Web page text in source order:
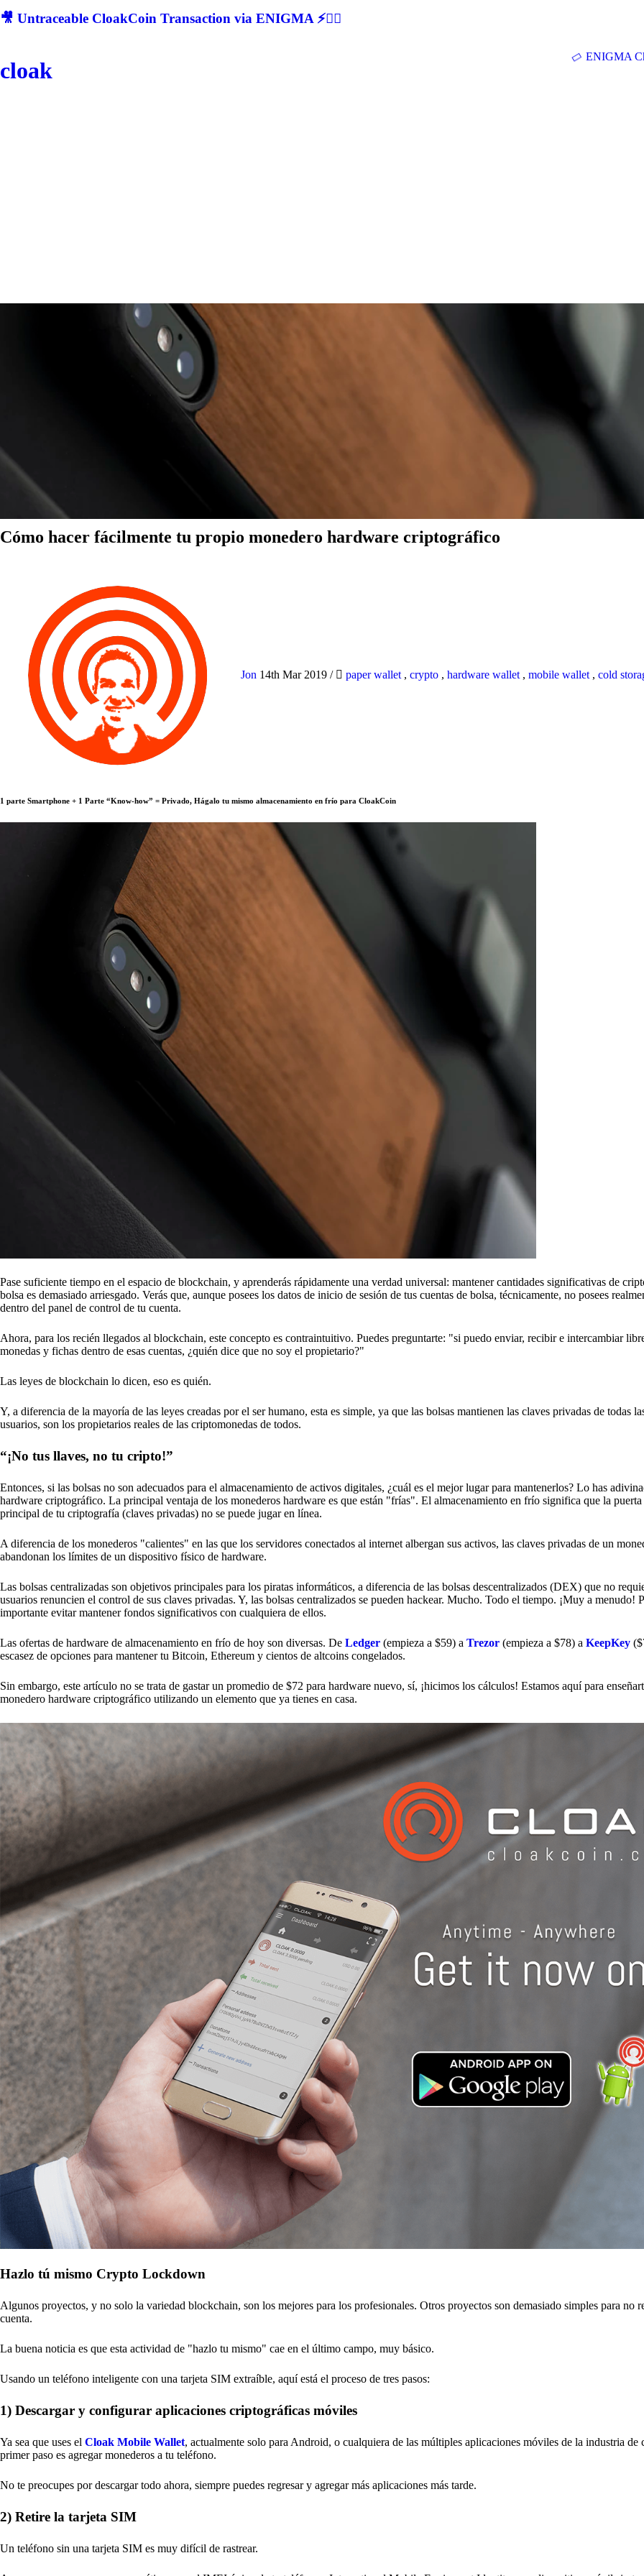
🎥 Untraceable CloakCoin Transaction via ENIGMA ⚡🕵‍♂
cloak
ENIGMA
Cómo hacer fácilmente tu propio monedero hardware criptográfico
Jon 14th Mar 2019 / paper wallet , crypto , hardware wallet , mobile wallet , cold
1 parte Smartphone + 1 Parte “Know-how” = Privado, Hágalo tu mismo almacenamiento en frío para CloakCoin
Pase suficiente tiempo en el espacio de blockchain, y aprenderás rápidamente una verdad universal: mantener cantidades significativas de
bolsa es demasiado arriesgado. Verás que, aunque posees los datos de inicio de sesión de tus cuentas de bolsa, técnicamente, no posees
dentro del panel de control de tu cuenta.
Ahora, para los recién llegados al blockchain, este concepto es contraintuitivo. Puedes preguntarte: "si puedo enviar, recibir e intercambiar
monedas y fichas dentro de esas cuentas, ¿quién dice que no soy el propietario?"
Las leyes de blockchain lo dicen, eso es quién.
Y, a diferencia de la mayoría de las leyes creadas por el ser humano, esta es simple, ya que las bolsas mantienen las claves privadas de todas
usuarios, son los propietarios reales de las criptomonedas de todos.
“¡No tus llaves, no tu cripto!”
Entonces, si las bolsas no son adecuados para el almacenamiento de activos digitales, ¿cuál es el mejor lugar para mantenerlos? Lo has
hardware criptográfico. La principal ventaja de los monederos hardware es que están "frías". El almacenamiento en frío significa que la puerta
principal de tu criptografía (claves privadas) no se puede jugar en línea.
A diferencia de los monederos "calientes" en las que los servidores conectados al internet albergan sus activos, las claves privadas de un
abandonan los límites de un dispositivo físico de hardware.
Las bolsas centralizadas son objetivos principales para los piratas informáticos, a diferencia de las bolsas descentralizados (DEX) que no
usuarios renuncien el control de sus claves privadas. Y, las bolsas centralizados se pueden hackear. Mucho. Todo el tiempo. ¡Muy a menudo!
importante evitar mantener fondos significativos con cualquiera de ellos.
Las ofertas de hardware de almacenamiento en frío de hoy son diversas. De Ledger (empieza a $59) a Trezor (empieza a $78) a KeepKey
escasez de opciones para mantener tu Bitcoin, Ethereum y cientos de altcoins congelados.
Sin embargo, este artículo no se trata de gastar un promedio de $72 para hardware nuevo, sí, ¡hicimos los cálculos! Estamos aquí para
monedero hardware criptográfico utilizando un elemento que ya tienes en casa.
Hazlo tú mismo Crypto Lockdown
Algunos proyectos, y no solo la variedad blockchain, son los mejores para los profesionales. Otros proyectos son demasiado simples para no
cuenta.
La buena noticia es que esta actividad de "hazlo tu mismo" cae en el último campo, muy básico.
Usando un teléfono inteligente con una tarjeta SIM extraíble, aquí está el proceso de tres pasos:
1) Descargar y configurar aplicaciones criptográficas móviles
Ya sea que uses el Cloak Mobile Wallet, actualmente solo para Android, o cualquiera de las múltiples aplicaciones móviles de la industria de
primer paso es agregar monederos a tu teléfono.
No te preocupes por descargar todo ahora, siempre puedes regresar y agregar más aplicaciones más tarde.
2) Retire la tarjeta SIM
Un teléfono sin una tarjeta SIM es muy difícil de rastrear.